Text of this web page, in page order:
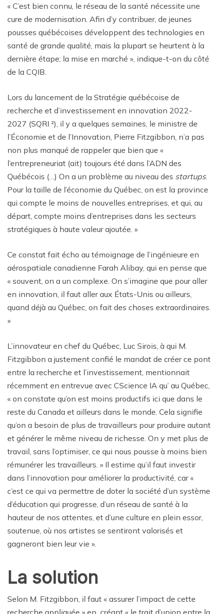
« C’est bien connu, le réseau de la santé nécessite une
cure de modernisation. Afin d’y contribuer, de jeunes
pousses québécoises développent des technologies en
santé de grande qualité, mais la plupart se heurtent à la
dernière étape; la mise en marché », indique-t-on du côté
de la CQIB.
Lors du lancement de la Stratégie québécoise de
recherche et d’investissement en innovation 2022-
2027 (SQRI ²), il y a quelques semaines, le ministre de
l’Économie et de l’Innovation, Pierre Fitzgibbon, n’a pas
non plus manqué de rappeler que bien que «
l’entrepreneuriat (ait) toujours été dans l’ADN des
Québécois (…) On a un problème au niveau des startups.
Pour la taille de l’économie du Québec, on est la province
qui compte le moins de nouvelles entreprises, et qui, au
départ, compte moins d’entreprises dans les secteurs
stratégiques à haute valeur ajoutée. »
Ce constat fait écho au témoignage de l’ingénieure en
aérospatiale canadienne Farah Alibay, qui en pense que
« souvent, on a un complexe. On s’imagine que pour aller
en innovation, il faut aller aux États-Unis ou ailleurs,
quand déjà au Québec, on fait des choses extraordinaires.
»
L’innovateur en chef du Québec, Luc Sirois, à qui M.
Fitzgibbon a justement confié le mandat de créer ce pont
entre la recherche et l’investissement, mentionnait
récemment en entrevue avec CScience IA qu’ au Québec,
« on constate qu’on est moins productifs ici que dans le
reste du Canada et ailleurs dans le monde. Cela signifie
qu’on a besoin de plus de travailleurs pour produire autant
et générer le même niveau de richesse. On y met plus de
travail, sans l’optimiser, ce qui nous pousse à moins bien
rémunérer les travailleurs. » Il estime qu’il faut investir
dans l’innovation pour améliorer la productivité, car «
c’est ce qui va permettre de doter la société d’un système
d’éducation qui progresse, d’un réseau de santé à la
hauteur de nos attentes, et d’une culture en plein essor,
soutenue, où nos artistes se sentiront valorisés et
gagneront bien leur vie ».
La solution
Selon M. Fitzgibbon, il faut « assurer l’impact de cette
recherche appliquée » en créant « le trait d’union entre la